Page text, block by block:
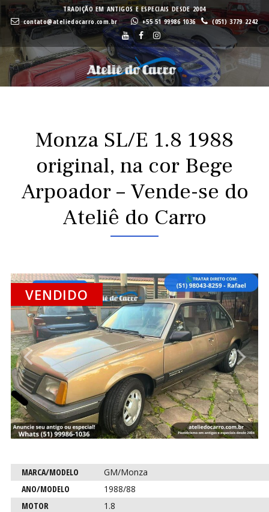
Buscar
TRADIÇÃO EM ANTIGOS E ESPECIAIS DESDE 2004
contato@ateliedocarro.com.br
+55 51 99986 1036 (051) 3779 2242
Monza SL/E 1.8 1988
original, na cor Bege
Arpoador – Vende-se do
Ateliê do Carro
VENDIDO
Anterior
Característica
Descrição
para este
carro
MARCA/MODELO
GM/Monza
ANO/MODELO
1988/88
MOTOR
1.8